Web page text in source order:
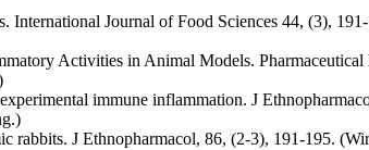
International Journal of Food Sciences 44, (3),
Activities in Animal Models.
immune inflammation. J
J Ethnopharmacol, 86, (2-3), 191-195.